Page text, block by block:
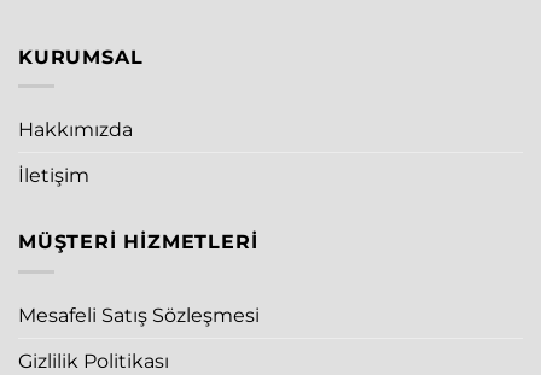
KURUMSAL
Hakkımızda
İletişim
MÜŞTERI HIZMETLERI
Mesafeli Satış Sözleşmesi
Gizlilik Politikası